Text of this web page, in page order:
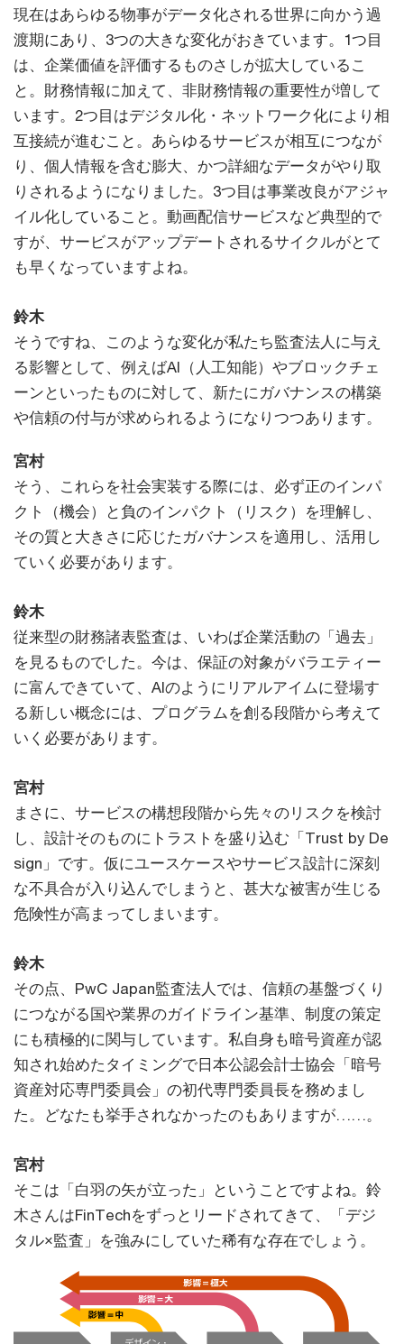
現在はあらゆる物事がデータ化される世界に向かう過
渡期にあり、3つの大きな変化がおきています。1つ目
は、企業価値を評価するものさしが拡大しているこ
と。財務情報に加えて、非財務情報の重要性が増して
います。2つ目はデジタル化・ネットワーク化により相
互接続が進むこと。あらゆるサービスが相互につなが
り、個人情報を含む膨大、かつ詳細なデータがやり取
りされるようになりました。3つ目は事業改良がアジャ
イル化していること。動画配信サービスなど典型的で
すが、サービスがアップデートされるサイクルがとて
も早くなっていますよね。
鈴木
そうですね、このような変化が私たち監査法人に与え
る影響として、例えばAI（人工知能）やブロックチェ
ーンといったものに対して、新たにガバナンスの構築
や信頼の付与が求められるようになりつつあります。
宮村
そう、これらを社会実装する際には、必ず正のインパ
クト（機会）と負のインパクト（リスク）を理解し、
その質と大きさに応じたガバナンスを適用し、活用し
ていく必要があります。
鈴木
従来型の財務諸表監査は、いわば企業活動の「過去」
を見るものでした。今は、保証の対象がバラエティー
に富んできていて、AIのようにリアルアイムに登場す
る新しい概念には、プログラムを創る段階から考えて
いく必要があります。
宮村
まさに、サービスの構想段階から先々のリスクを検討
し、設計そのものにトラストを盛り込む「Trust by De
sign」です。仮にユースケースやサービス設計に深刻
な不具合が入り込んでしまうと、甚大な被害が生じる
危険性が高まってしまいます。
鈴木
その点、PwC Japan監査法人では、信頼の基盤づくり
につながる国や業界のガイドライン基準、制度の策定
にも積極的に関与しています。私自身も暗号資産が認
知され始めたタイミングで日本公認会計士協会「暗号
資産対応専門委員会」の初代専門委員長を務めまし
た。どなたも挙手されなかったのもありますが……。
宮村
そこは「白羽の矢が立った」ということですよね。鈴
木さんはFinTechをずっとリードされてきて、「デジ
タル×監査」を強みにしていた稀有な存在でしょう。